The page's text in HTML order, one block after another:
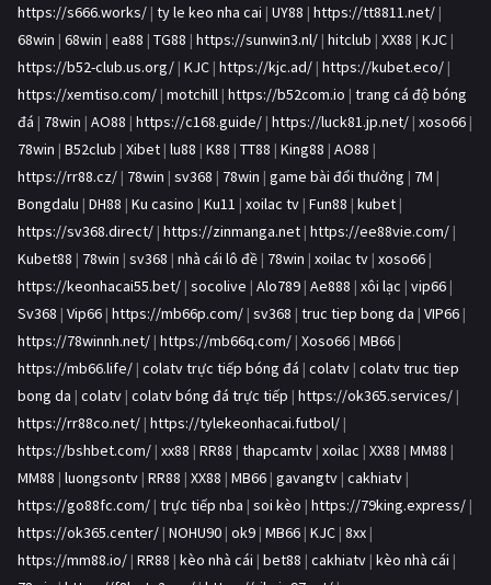
https://s666.works/ | ty le keo nha cai | UY88 | https://tt8811.net/ |
68win | 68win | ea88 | TG88 | https://sunwin3.nl/ | hitclub | XX88 | KJC |
https://b52-club.us.org/ | KJC | https://kjc.ad/ | https://kubet.eco/ |
https://xemtiso.com/ | motchill | https://b52com.io | trang cá độ bóng
đá | 78win | AO88 | https://c168.guide/ | https://luck81.jp.net/ | xoso66 |
78win | B52club | Xibet | lu88 | K88 | TT88 | King88 | AO88 |
https://rr88.cz/ | 78win | sv368 | 78win | game bài đổi thưởng | 7M |
Bongdalu | DH88 | Ku casino | Ku11 | xoilac tv | Fun88 | kubet |
https://sv368.direct/ | https://zinmanga.net | https://ee88vie.com/ |
Kubet88 | 78win | sv368 | nhà cái lô đề | 78win | xoilac tv | xoso66 |
https://keonhacai55.bet/ | socolive | Alo789 | Ae888 | xôi lạc | vip66 |
Sv368 | Vip66 | https://mb66p.com/ | sv368 | truc tiep bong da | VIP66 |
https://78winnh.net/ | https://mb66q.com/ | Xoso66 | MB66 |
https://mb66.life/ | colatv trực tiếp bóng đá | colatv | colatv truc tiep
bong da | colatv | colatv bóng đá trực tiếp | https://ok365.services/ |
https://rr88co.net/ | https://tylekeonhacai.futbol/ |
https://bshbet.com/ | xx88 | RR88 | thapcamtv | xoilac | XX88 | MM88 |
MM88 | luongsontv | RR88 | XX88 | MB66 | gavangtv | cakhiatv |
https://go88fc.com/ | trực tiếp nba | soi kèo | https://79king.express/ |
https://ok365.center/ | NOHU90 | ok9 | MB66 | KJC | 8xx |
https://mm88.io/ | RR88 | kèo nhà cái | bet88 | cakhiatv | kèo nhà cái |